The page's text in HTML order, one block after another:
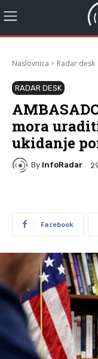
Naslovnica Radar desk
RADAR DESK
mora
ukidanje
By InfoRadar
Facebook